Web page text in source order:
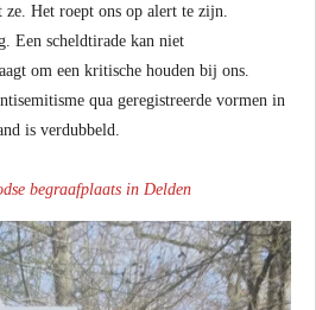
Het roept ons op alert te zijn.
Een scheldtirade kan niet
om een kritische houden bij ons.
qua geregistreerde vormen in
is verdubbeld.
begraafplaats in Delden